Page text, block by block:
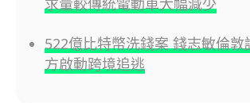
求量較傳統電動車大幅減少
522億比特幣洗錢案 錢志敏倫敦
方啟動跨境追逃